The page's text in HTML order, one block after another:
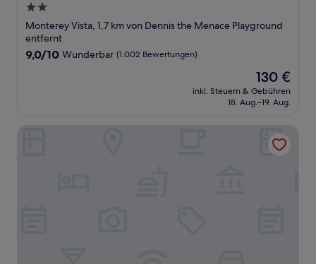
2.0-
Sterne-
Unterkunft
Monterey Vista, 1,7 km von Dennis the Menace Playground
entfernt
9.0
9,0/10 Wunderbar (1.002 Bewertungen)
Der
Preis
beträgt
130 €
inkl. Steuern & Gebühren
18. Aug.–19. Aug.